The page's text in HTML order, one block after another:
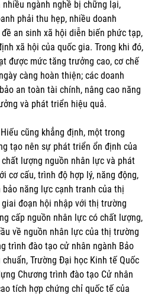
ngành nghề bị chững lại,
phải thu hẹp, nhiều doanh
an sinh xã hội diễn biến phức tạp,
xã hội của quốc gia. Trong khi đó,
được mức tăng trưởng cao, cơ chế
càng hoàn thiện; các doanh
an toàn tài chính, nâng cao năng
và phát triển hiệu quả.
Hiếu cũng khẳng định, một trong
tạo nên sự phát triển ổn định của
lượng nguồn nhân lực và phát
cơ cấu, trình độ hợp lý, năng động,
năng lực cạnh tranh của thị
đoạn hội nhập với thị trường
cấp nguồn nhân lực có chất lượng,
về nguồn nhân lực của thị trường
trình đào tạo cử nhân ngành Bảo
Trường Đại học Kinh tế Quốc
Chương trình đào tạo Cử nhân
tích hợp chứng chỉ quốc tế của